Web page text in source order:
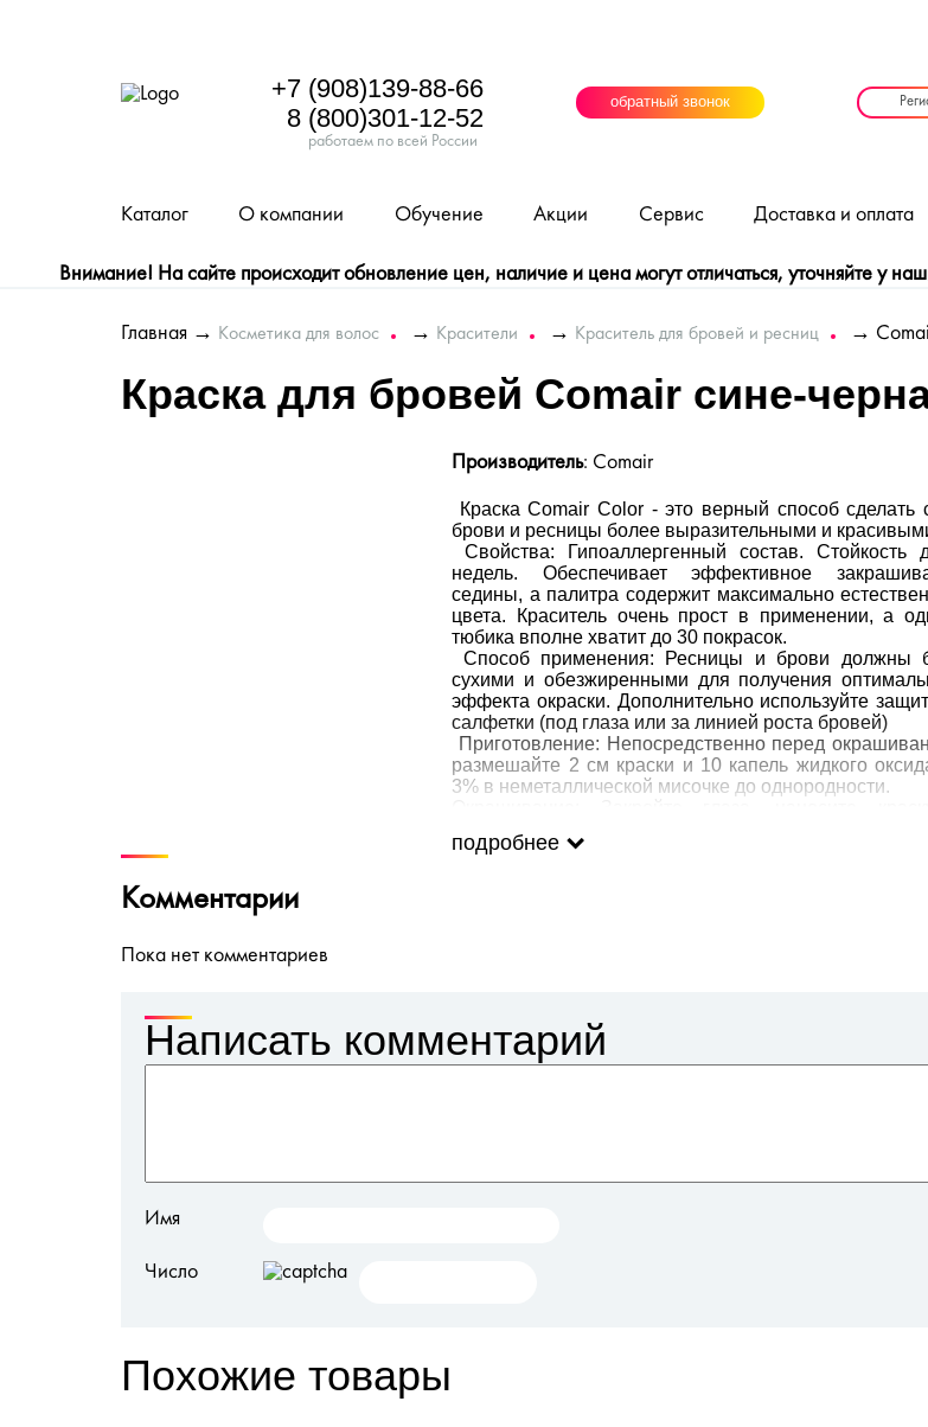
+7 (908)139-88-66
8 (800)301-12-52
работаем по всей России
обратный звонок
Каталог О компании Обучение Акции Сервис Доставка и оплата
Внимание! На сайте происходит обновление цен, наличие и цена могут отличаться, уточняйте у
Главная → Косметика для волос → Красители → Краситель для бровей и ресниц →
Краска для бровей Comair сине-
Производитель: Comair
Краска Comair Color - это верный способ сделать
брови и ресницы более выразительными и
Свойства: Гипоаллергенный состав. Стойкость
недель. Обеспечивает эффективное
седины, а палитра содержит максимально
цвета. Краситель очень прост в применении, а
тюбика вполне хватит до 30 покрасок.
Способ применения: Ресницы и брови должны
сухими и обезжиренными для получения
эффекта окраски. Дополнительно используйте
салфетки (под глаза или за линией роста бровей)
Приготовление: Непосредственно перед
размешайте 2 см краски и 10 капель жидкого
3% в неметаллической мисочке до однородности.
полностью окрашены. Затем нанесите ту же краску
подробнее
Комментарии
Пока нет комментариев
Написать комментарий
Имя
Число
Похожие товары